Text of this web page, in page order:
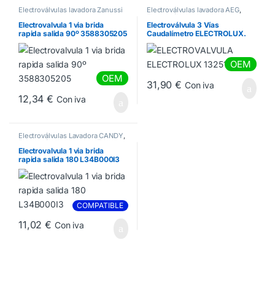
Electroválvulas lavadora Zanussi
Electrovalvula 1 via brida
rapida salida 90º 3588305205
OEM
12,34€ Con iva
Electroválvulas lavadora AEG,
Electroválvulas lavadora
Electrolux,Electroválvulas
lavadora Zanussi
Electroválvula 3 Vías
Caudalímetro ELECTROLUX.
1325188207
OEM
31,90€ Con iva
Electroválvulas Lavadora CANDY,
Electroválvulas lavadora Edesa
Electroválvulas Lavadora
Estandar,Electroválvulas
Lavadora FAGOR,Electroválvulas
Lavadora INDESIT
Lavadora OTSEIN, Electroválvulas
Electrovalvula 1 via brida
rapida salida 180 L34B000I3
COMPATIBLE
11,02€ Con iva